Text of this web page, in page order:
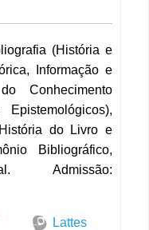
(História e
Informação e
Conhecimento
do Livro e
Bibliográfico,
Admissão:
Lattes